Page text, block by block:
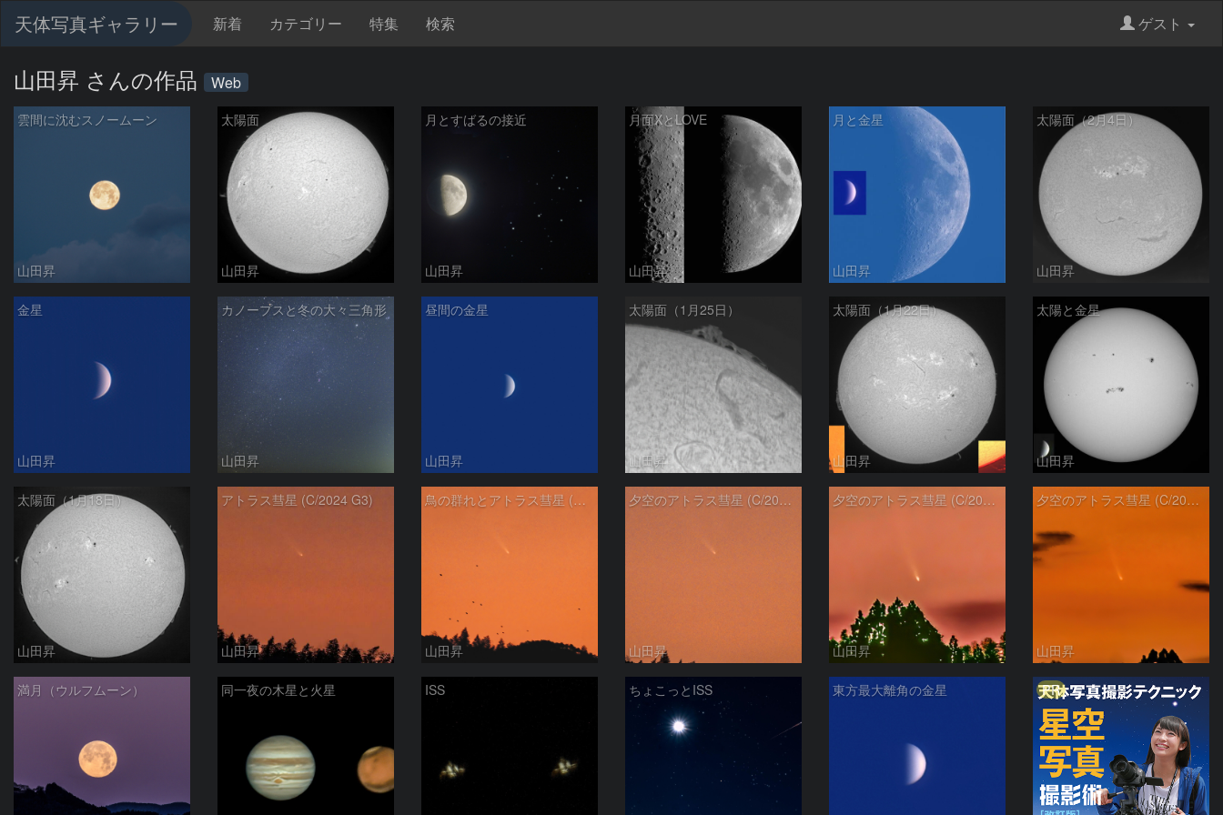
天体写真ギャラリー 新着 カテゴリー 特集 検索 ゲスト
山田昇 さんの作品 Web
雲間に沈むスノームーン
山田昇
太陽面
山田昇
月とすばるの接近
山田昇
月面XとLOVE
山田昇
月と金星
山田昇
太陽面（2月4日）
山田昇
金星
山田昇
カノープスと冬の大々三角形
山田昇
昼間の金星
山田昇
太陽面（1月25日）
山田昇
太陽面（1月22日）
山田昇
太陽と金星
山田昇
太陽面（1月18日）
山田昇
アトラス彗星 (C/2024 G3)
山田昇
鳥の群れとアトラス彗星 (C/2024 G3)
山田昇
夕空のアトラス彗星 (C/2024 G3)
山田昇
夕空のアトラス彗星 (C/2024 G3)
山田昇
夕空のアトラス彗星 (C/2024 G3)
山田昇
満月（ウルフムーン） 同一夜の木星と火星 ISS ちょこっとISS 東方最大離角の金星 PR